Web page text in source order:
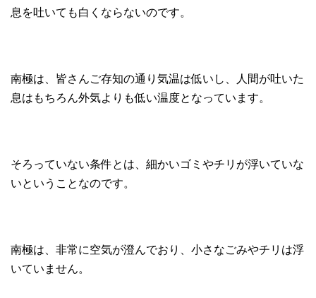
息を吐いても白くならないのです。
南極は、皆さんご存知の通り気温は低いし、人間が吐いた
息はもちろん外気よりも低い温度となっています。
そろっていない条件とは、細かいゴミやチリが浮いていな
いということなのです。
南極は、非常に空気が澄んでおり、小さなごみやチリは浮
いていません。